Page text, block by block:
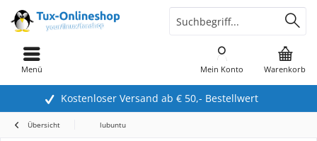
Kostenloser Versand ab € 50,- Bestellwert
Warenkorb
Mein Konto
Menü
Übersicht lubuntu